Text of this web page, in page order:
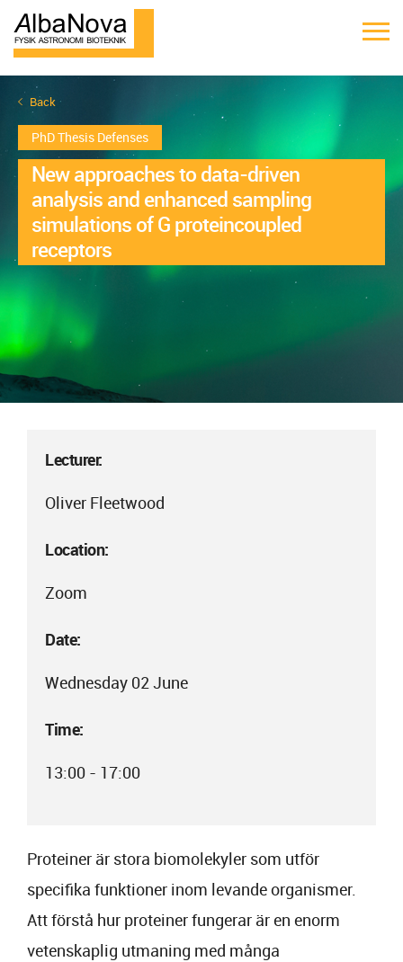
Back
PhD Thesis Defenses
New approaches to data-driven
analysis and enhanced sampling
simulations of G proteincoupled
receptors
Lecturer:
Oliver Fleetwood
Location:
Zoom
Date:
Wednesday 02 June
Time:
13:00 - 17:00
Proteiner är stora biomolekyler som utför
specifika funktioner inom levande organismer.
Att förstå hur proteiner fungerar är en enorm
vetenskaplig utmaning med många